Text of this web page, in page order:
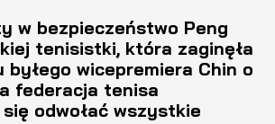
w bezpieczeństwo Peng
tenisistki, która zaginęła
byłego wicepremiera Chin o
federacja tenisa
odwołać wszystkie